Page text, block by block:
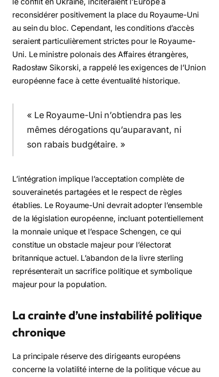
reconsidérer positivement la place du Royaume-Uni
au sein du bloc. Cependant, les conditions d’accès
seraient particulièrement strictes pour le Royaume-
Uni. Le ministre polonais des Affaires étrangères,
Radosław Sikorski, a rappelé les exigences de l’Union
européenne face à cette éventualité historique.
« Le Royaume-Uni n’obtiendra pas les
mêmes dérogations qu’auparavant, ni
son rabais budgétaire. »
L’intégration implique l’acceptation complète de
souverainetés partagées et le respect de règles
établies. Le Royaume-Uni devrait adopter l’ensemble
de la législation européenne, incluant potentiellement
la monnaie unique et l’espace Schengen, ce qui
constitue un obstacle majeur pour l’électorat
britannique actuel. L’abandon de la livre sterling
représenterait un sacrifice politique et symbolique
majeur pour la population.
La crainte d’une instabilité politique
chronique
La principale réserve des dirigeants européens
concerne la volatilité interne de la politique vécue au